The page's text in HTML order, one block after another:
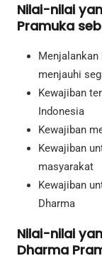
Nilai-nilai
Pramuka
Menjalankan
menjauhi
Kewajiban
Indonesia
Kewajiban
Kewajiban
masyarakat
Kewajiban
Dharma
Nilai-nilai
Dharma